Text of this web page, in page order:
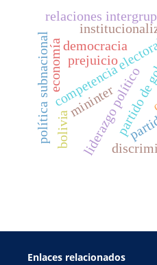
competencia
liderazgo político
prejuicio
relaciones
economía
mininter
democracia
bolivia
política subnacional
Enlaces relacionados